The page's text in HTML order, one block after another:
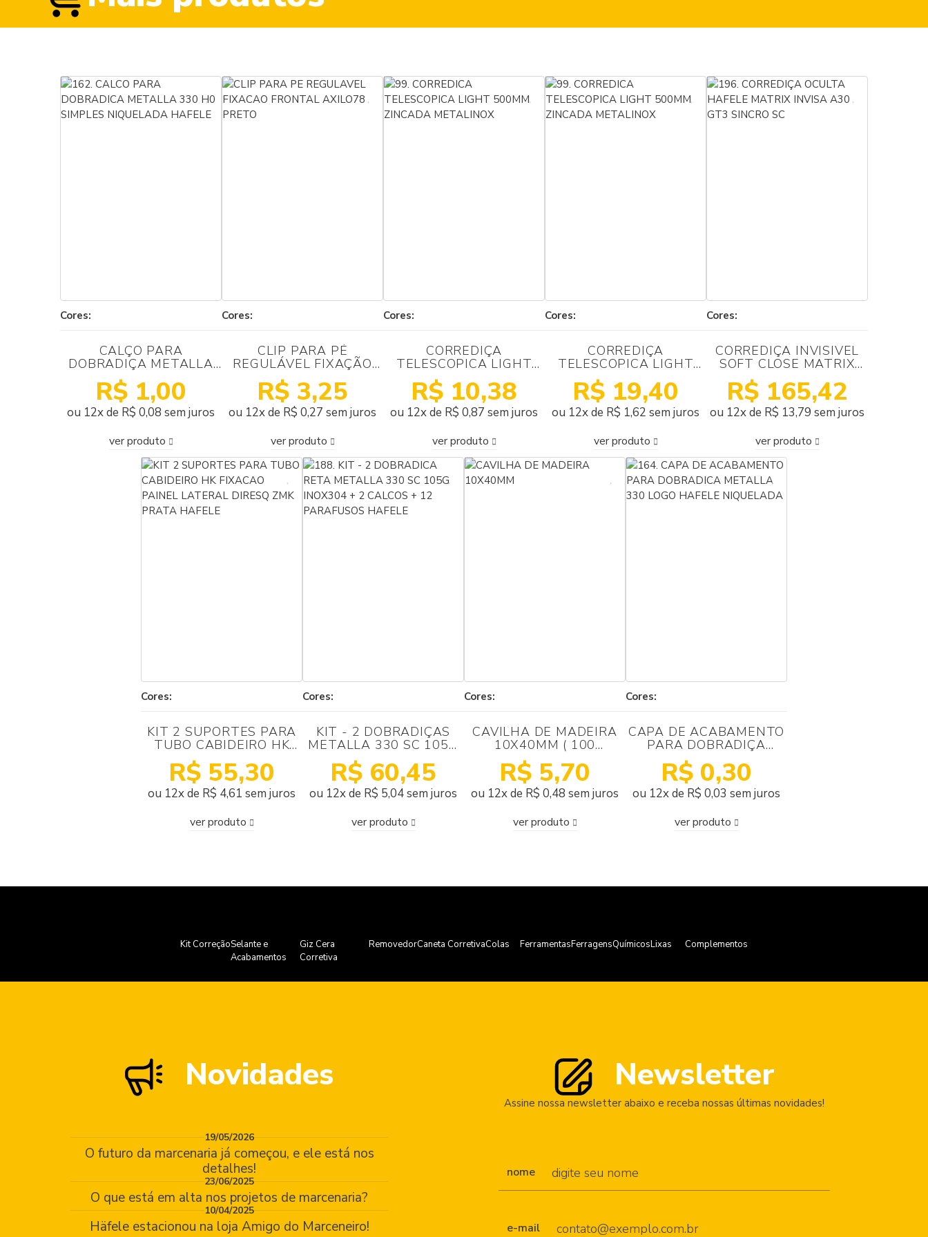
Cores:
CALÇO PARA
DOBRADIÇA METALLA
330 H0 SIMPLES
NIQUELADA HÄFELE
R$ 1,00
ou 12x de R$ 0,08 sem juros
ver produto
Cores:
CLIP PARA PÉ
REGULÁVEL FIXAÇÃO
FRONTAL AXILO78
PRETO
R$ 3,25
ou 12x de R$ 0,27 sem juros
ver produto
Cores:
CORREDIÇA
TELESCOPICA LIGHT
350MM ZINCADA
METALINOX
R$ 10,38
ou 12x de R$ 0,87 sem juros
ver produto
Cores:
CORREDIÇA
TELESCOPICA LIGHT
500MM ZINCADA
METALINOX
R$ 19,40
ou 12x de R$ 1,62 sem juros
ver produto
Cores:
CORREDIÇA INVISIVEL
SOFT CLOSE MATRIX
GT3 SINC 350MM
HAFELE COM GARRAS
R$ 165,42
ou 12x de R$ 13,79 sem juros
ver produto
Cores:
KIT 2 SUPORTES PARA
TUBO CABIDEIRO HK
FIXACAO PAINEL
LATERAL DIR/ESQ ZMK
PRATA HÄFELE
R$ 55,30
ou 12x de R$ 4,61 sem juros
ver produto
Cores:
KIT - 2 DOBRADIÇAS
METALLA 330 SC 105G
INOX304 + 2 CALÇOS +
12 PARAFUSOS HÄFELE
R$ 60,45
ou 12x de R$ 5,04 sem juros
ver produto
Cores:
CAVILHA DE MADEIRA
10X40MM ( 100
UNIDADES)
R$ 5,70
ou 12x de R$ 0,48 sem juros
ver produto
Cores:
CAPA DE ACABAMENTO
PARA DOBRADIÇA
METALLA 330 LOGO
HÄFELE NIQUELADA
R$ 0,30
ou 12x de R$ 0,03 sem juros
ver produto
Kit CorreçãoSelante e
Acabamentos
Giz Cera
Corretiva
RemovedorCaneta CorretivaColas FerramentasFerragensQuímicosLixas Complementos
Novidades
19/05/2026
O futuro da marcenaria já começou, e ele está nos
detalhes!
23/06/2025
O que está em alta nos projetos de marcenaria?
10/04/2025
Häfele estacionou na loja Amigo do Marceneiro!
Newsletter
Assine nossa newsletter abaixo e receba nossas últimas novidades!
nome
e-mail